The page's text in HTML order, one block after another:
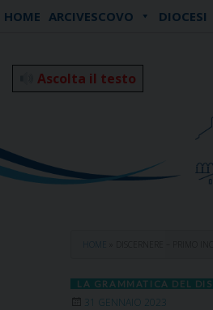
Skip
HOME ARCIVESCOVO DIOCESI
Ascolta il testo
HOME
LA GRAMMATICA DEL
31 GENNAIO 2023